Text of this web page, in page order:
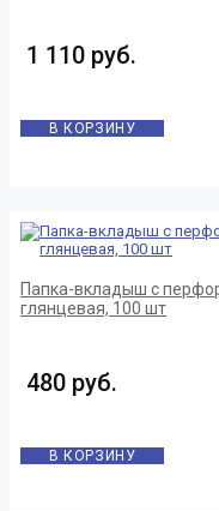
1 110 руб.
В КОРЗИНУ
Папка-вкладыш с
глянцевая, 100 шт
480 руб.
В КОРЗИНУ